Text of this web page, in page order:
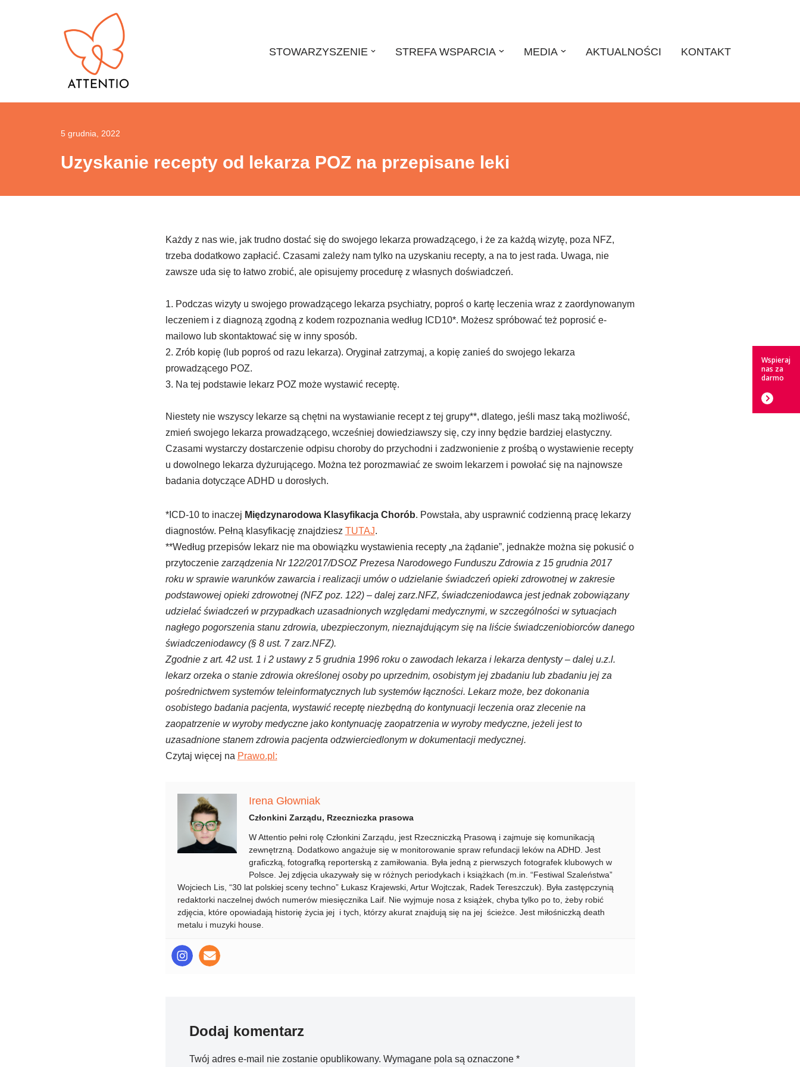
STOWARZYSZENIE STREFA WSPARCIA MEDIA AKTUALNOŚCI KONTAKT
5 grudnia, 2022
Uzyskanie recepty od lekarza POZ na przepisane leki
Każdy z nas wie, jak trudno dostać się do swojego lekarza prowadzącego, i że za każdą wizytę, poza NFZ,
trzeba dodatkowo zapłacić. Czasami zależy nam tylko na uzyskaniu recepty, a na to jest rada. Uwaga, nie
zawsze uda się to łatwo zrobić, ale opisujemy procedurę z własnych doświadczeń.
1. Podczas wizyty u swojego prowadzącego lekarza psychiatry, poproś o kartę leczenia wraz z zaordynowanym
leczeniem i z diagnozą zgodną z kodem rozpoznania według ICD10*. Możesz spróbować też poprosić e-
mailowo lub skontaktować się w inny sposób.
2. Zrób kopię (lub poproś od razu lekarza). Oryginał zatrzymaj, a kopię zanieś do swojego lekarza
prowadzącego POZ.
3. Na tej podstawie lekarz POZ może wystawić receptę.
Niestety nie wszyscy lekarze są chętni na wystawianie recept z tej grupy**, dlatego, jeśli masz taką możliwość,
zmień swojego lekarza prowadzącego, wcześniej dowiedziawszy się, czy inny będzie bardziej elastyczny.
Czasami wystarczy dostarczenie odpisu choroby do przychodni i zadzwonienie z prośbą o wystawienie recepty
u dowolnego lekarza dyżurującego. Można też porozmawiać ze swoim lekarzem i powołać się na najnowsze
badania dotyczące ADHD u dorosłych.
*ICD-10 to inaczej Międzynarodowa Klasyfikacja Chorób. Powstała, aby usprawnić codzienną pracę lekarzy
diagnostów. Pełną klasyfikację znajdziesz TUTAJ.
**Według przepisów lekarz nie ma obowiązku wystawienia recepty „na żądanie”, jednakże można się pokusić o
przytoczenie zarządzenia Nr 122/2017/DSOZ Prezesa Narodowego Funduszu Zdrowia z 15 grudnia 2017
roku w sprawie warunków zawarcia i realizacji umów o udzielanie świadczeń opieki zdrowotnej w zakresie
podstawowej opieki zdrowotnej (NFZ poz. 122) – dalej zarz.NFZ, świadczeniodawca jest jednak zobowiązany
udzielać świadczeń w przypadkach uzasadnionych względami medycznymi, w szczególności w sytuacjach
nagłego pogorszenia stanu zdrowia, ubezpieczonym, nieznajdującym się na liście świadczeniobiorców danego
świadczeniodawcy (§ 8 ust. 7 zarz.NFZ).
Zgodnie z art. 42 ust. 1 i 2 ustawy z 5 grudnia 1996 roku o zawodach lekarza i lekarza dentysty – dalej u.z.l.
lekarz orzeka o stanie zdrowia określonej osoby po uprzednim, osobistym jej zbadaniu lub zbadaniu jej za
pośrednictwem systemów teleinformatycznych lub systemów łączności. Lekarz może, bez dokonania
osobistego badania pacjenta, wystawić receptę niezbędną do kontynuacji leczenia oraz zlecenie na
zaopatrzenie w wyroby medyczne jako kontynuację zaopatrzenia w wyroby medyczne, jeżeli jest to
uzasadnione stanem zdrowia pacjenta odzwierciedlonym w dokumentacji medycznej.
Czytaj więcej na Prawo.pl:
Irena Głowniak
Członkini Zarządu, Rzeczniczka prasowa
W Attentio pełni rolę Członkini Zarządu, jest Rzeczniczką Prasową i zajmuje się komunikacją
zewnętrzną. Dodatkowo angażuje się w monitorowanie spraw refundacji leków na ADHD. Jest
graficzką, fotografką reporterską z zamiłowania. Była jedną z pierwszych fotografek klubowych w
Polsce. Jej zdjęcia ukazywały się w różnych periodykach i książkach (m.in. “Festiwal Szaleństwa”
Wojciech Lis, “30 lat polskiej sceny techno” Łukasz Krajewski, Artur Wojtczak, Radek Tereszczuk). Była zastępczynią
redaktorki naczelnej dwóch numerów miesięcznika Laif. Nie wyjmuje nosa z książek, chyba tylko po to, żeby robić
zdjęcia, które opowiadają historię życia jej i tych, którzy akurat znajdują się na jej ścieżce. Jest miłośniczką death
metalu i muzyki house.
Dodaj komentarz
Twój adres e-mail nie zostanie opublikowany. Wymagane pola są oznaczone *
Wspieraj
nas za
darmo